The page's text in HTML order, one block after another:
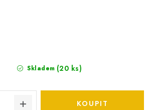
Skladem (20 ks)